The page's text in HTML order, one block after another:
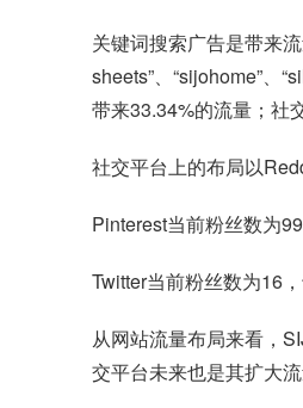
关键词搜索广告是带来
sheets”、“sijohome”、
带来33.34%的流量；社
社交平台上的布局以
Pinterest当前粉丝数为
Twitter当前粉丝数为16
从网站流量布局来看，
交平台未来也是其扩大流